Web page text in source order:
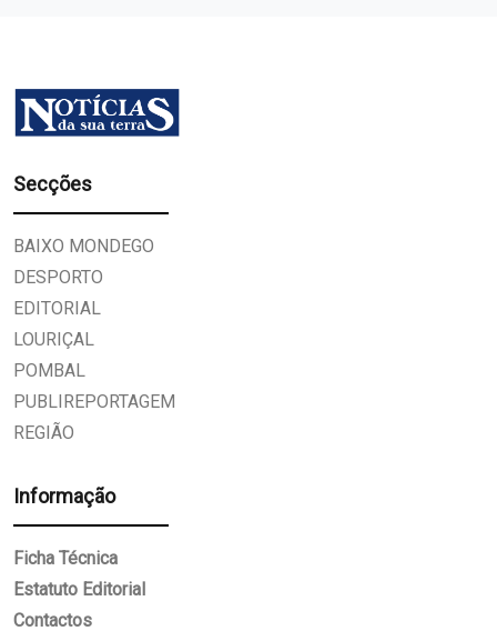
Secções
BAIXO MONDEGO
DESPORTO
EDITORIAL
LOURIÇAL
POMBAL
PUBLIREPORTAGEM
REGIÃO
Informação
Ficha Técnica
Estatuto Editorial
Contactos